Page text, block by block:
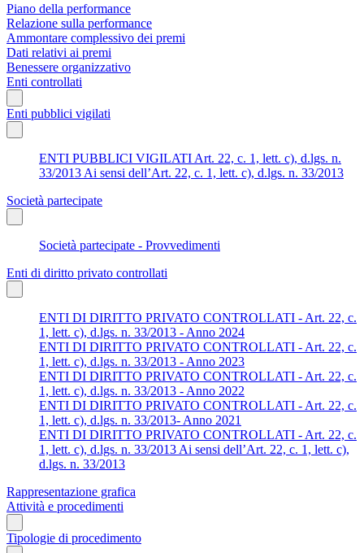
Piano della performance
Relazione sulla performance
Ammontare complessivo dei premi
Dati relativi ai premi
Benessere organizzativo
Enti controllati
Enti pubblici vigilati
ENTI PUBBLICI VIGILATI Art. 22, c. 1, lett. c), d.lgs. n.
33/2013 Ai sensi dell’Art. 22, c. 1, lett. c), d.lgs. n. 33/2013
Società partecipate
Società partecipate - Provvedimenti
Enti di diritto privato controllati
ENTI DI DIRITTO PRIVATO CONTROLLATI - Art. 22, c.
1, lett. c), d.lgs. n. 33/2013 - Anno 2024
ENTI DI DIRITTO PRIVATO CONTROLLATI - Art. 22, c.
1, lett. c), d.lgs. n. 33/2013 - Anno 2023
ENTI DI DIRITTO PRIVATO CONTROLLATI - Art. 22, c.
1, lett. c), d.lgs. n. 33/2013 - Anno 2022
ENTI DI DIRITTO PRIVATO CONTROLLATI - Art. 22, c.
1, lett. c), d.lgs. n. 33/2013- Anno 2021
ENTI DI DIRITTO PRIVATO CONTROLLATI - Art. 22, c.
1, lett. c), d.lgs. n. 33/2013 Ai sensi dell’Art. 22, c. 1, lett. c),
d.lgs. n. 33/2013
Rappresentazione grafica
Attività e procedimenti
Tipologie di procedimento